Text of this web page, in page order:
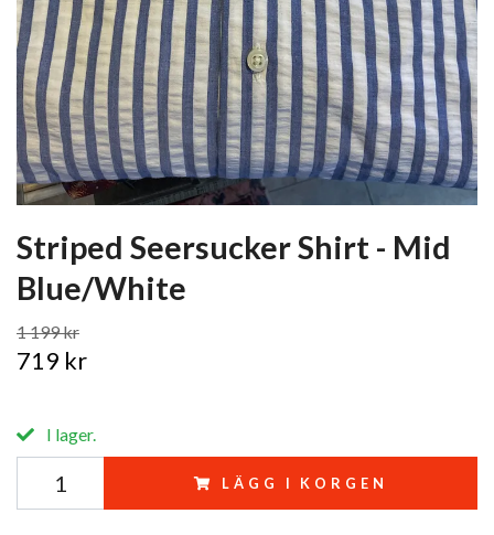
Striped Seersucker Shirt - Mid
Blue/White
1 199 kr
719 kr
I lager.
LÄGG I KORGEN